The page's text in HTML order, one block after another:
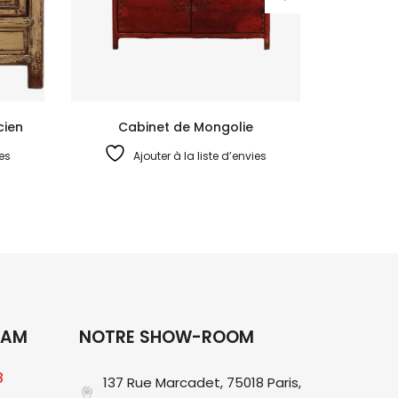
Cabinet de Mongolie
Ajouter à la liste d’envies
NOTRE SHOW-ROOM
137 Rue Marcadet, 75018 Paris,